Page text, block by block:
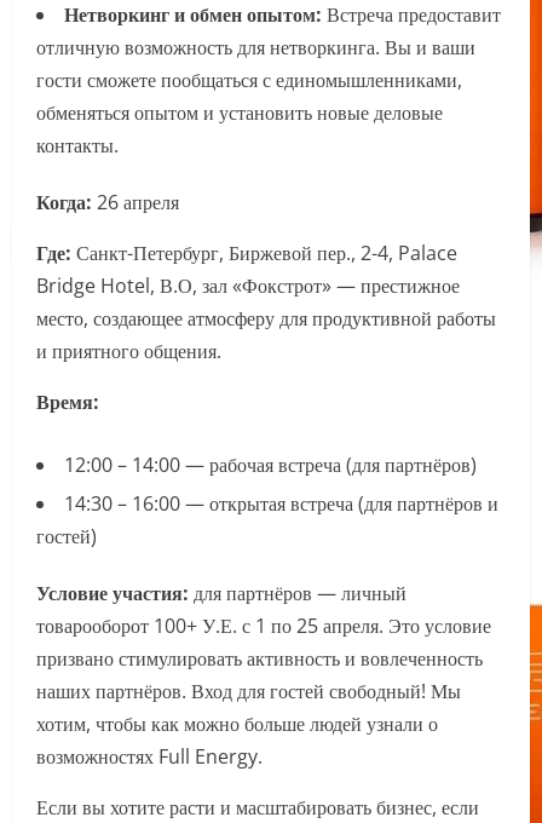
Нетворкинг и обмен опытом: Встреча предоставит
отличную возможность для нетворкинга. Вы и ваши
гости сможете пообщаться с единомышленниками,
обменяться опытом и установить новые деловые
контакты.
Когда: 26 апреля
Где: Санкт-Петербург, Биржевой пер., 2-4, Palace
Bridge Hotel, В.О, зал «Фокстрот» — престижное
место, создающее атмосферу для продуктивной работы
и приятного общения.
Время:
12:00 – 14:00 — рабочая встреча (для партнёров)
14:30 – 16:00 — открытая встреча (для партнёров и
гостей)
Условие участия: для партнёров — личный
товарооборот 100+ У.Е. с 1 по 25 апреля. Это условие
призвано стимулировать активность и вовлеченность
наших партнёров. Вход для гостей свободный! Мы
хотим, чтобы как можно больше людей узнали о
возможностях Full Energy.
Если вы хотите расти и масштабировать бизнес, если